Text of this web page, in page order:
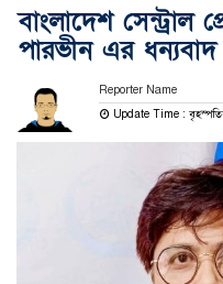
বাংলাদেশ সেন্ট্রাল
পারভীন এর
Reporter Name
Update Time :